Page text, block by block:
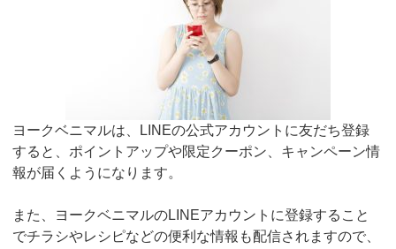
ヨークベニマルは、LINEの公式アカウントに友だち登録
すると、ポイントアップや限定クーポン、キャンペーン情
報が届くようになります。
また、ヨークベニマルのLINEアカウントに登録すること
でチラシやレシピなどの便利な情報も配信されますので、